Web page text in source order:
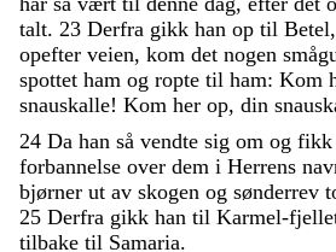
talt. 23 Derfra gikk han op til Betel,
opefter veien, kom det nogen
spottet ham og ropte til ham: Kom
snauskalle! Kom her op, din
24 Da han så vendte sig om og fikk
forbannelse over dem i Herrens
bjørner ut av skogen og sønderrev
25 Derfra gikk han til Karmel-
tilbake til Samaria.